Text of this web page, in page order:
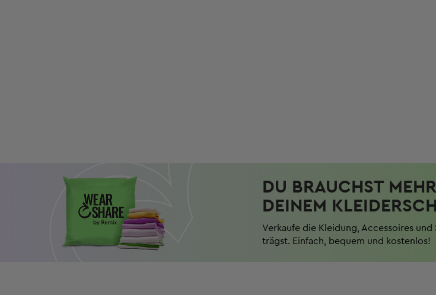
DU BRAUCHST
DEINEM
Verkaufe die Kleidung, Accessoires
trägst. Einfach, bequem und kostenlos!